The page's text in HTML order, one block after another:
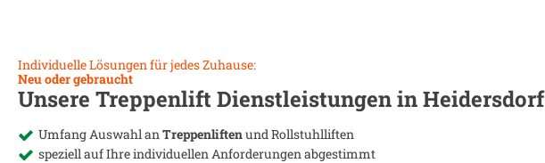
Individuelle Lösungen für jedes Zuhause:
Neu oder gebraucht
Unsere Treppenlift Dienstleistungen inHeidersdorf
Umfang Auswahl an Treppenliftenund Rollstuhlliften
speziell auf Ihre individuellen Anforderungen abgestimmt